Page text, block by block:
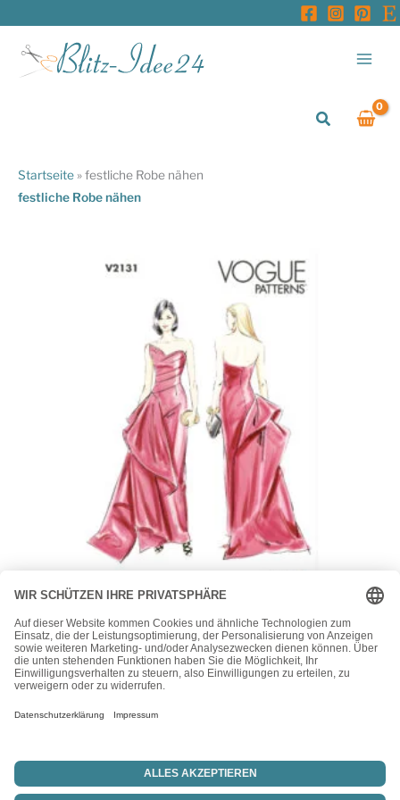
springen
Suchen
Startseite »festliche Robe nähen
festliche Robe nähen
Vogue
Vogue Schnittmuster V2131 – extravagante Abendrobe mit
Schleppe
24,00€